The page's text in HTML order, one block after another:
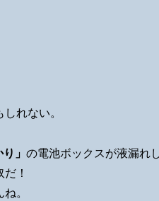
れない。
り」 の電池ボックスが液漏れ
！
。